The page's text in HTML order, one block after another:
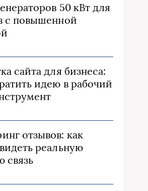
50 кВт для
с повышенной
сайта для бизнеса:
идею в рабочий
отзывов: как
реальную
связь